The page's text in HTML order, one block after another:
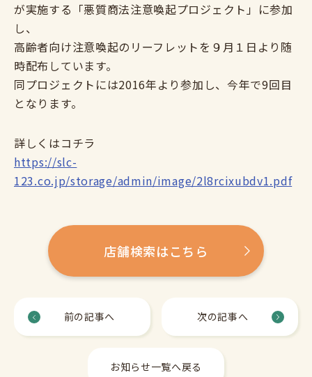
が実施する「悪質商法注意喚起プロジェクト」に参加
し、
高齢者向け注意喚起のリーフレットを９月１日より随
時配布しています。
同プロジェクトには2016年より参加し、今年で9回目
となります。
詳しくはコチラ
https://slc-
123.co.jp/storage/admin/image/2l8rcixubdv1.pdf
店舗検索はこちら
前の記事へ 次の記事へ
お知らせ一覧へ戻る